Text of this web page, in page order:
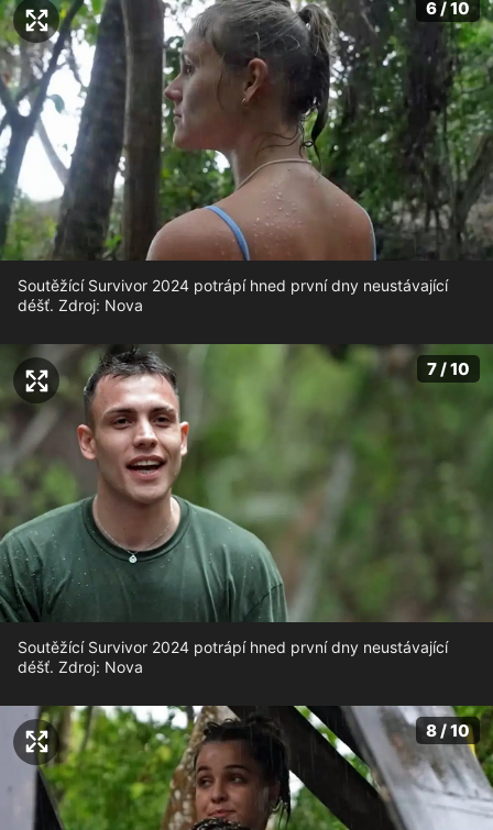
6 / 10
Soutěžící Survivor 2024 potrápí hned první dny neustávající
déšť. Zdroj: Nova
7 / 10
Soutěžící Survivor 2024 potrápí hned první dny neustávající
déšť. Zdroj: Nova
8 / 10